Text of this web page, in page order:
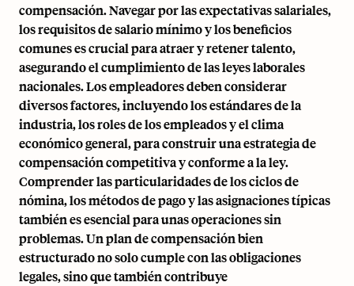
compensación. Navegar por las expectativas salariales,
los requisitos de salario mínimo y los beneficios
comunes es crucial para atraer y retener talento,
asegurando el cumplimiento de las leyes laborales
nacionales. Los empleadores deben considerar
diversos factores, incluyendo los estándares de la
industria, los roles de los empleados y el clima
económico general, para construir una estrategia de
compensación competitiva y conforme a la ley.
Comprender las particularidades de los ciclos de
nómina, los métodos de pago y las asignaciones típicas
también es esencial para unas operaciones sin
problemas. Un plan de compensación bien
estructurado no solo cumple con las obligaciones
legales, sino que también contribuye